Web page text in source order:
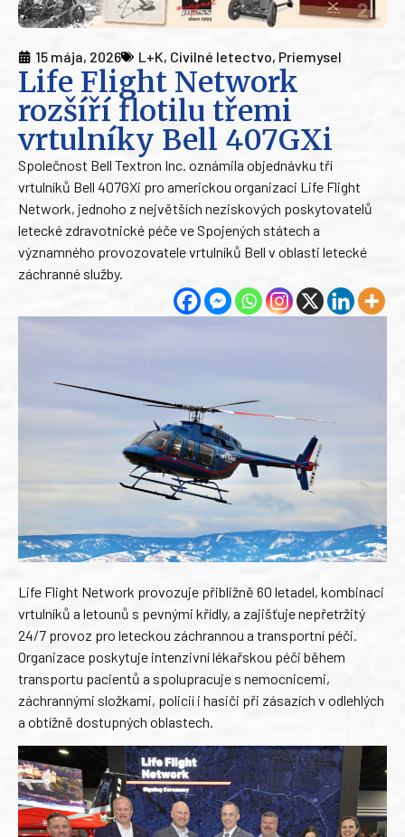
15 mája, 2026 L+K, Civilné letectvo, Priemysel
Life Flight Network
rozšíří flotilu třemi
vrtulníky Bell 407GXi
Společnost Bell Textron Inc. oznámila objednávku tří
vrtulníků Bell 407GXi pro americkou organizaci Life Flight
Network, jednoho z největších neziskových poskytovatelů
letecké zdravotnické péče ve Spojených státech a
významného provozovatele vrtulníků Bell v oblasti letecké
záchranné služby.
Life Flight Network provozuje přibližně 60 letadel, kombinaci
vrtulníků a letounů s pevnými křídly, a zajišťuje nepřetržitý
24/7 provoz pro leteckou záchrannou a transportní péči.
Organizace poskytuje intenzivní lékařskou péči během
transportu pacientů a spolupracuje s nemocnicemi,
záchrannými složkami, policií i hasiči při zásazích v odlehlých
a obtížně dostupných oblastech.